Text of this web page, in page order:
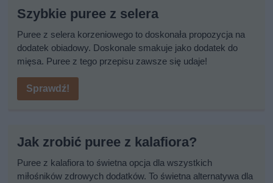
Szybkie puree z selera
Puree z selera korzeniowego to doskonała propozycja na
dodatek obiadowy. Doskonale smakuje jako dodatek do
mięsa. Puree z tego przepisu zawsze się udaje!
Sprawdź!
Jak zrobić puree z kalafiora?
Puree z kalafiora to świetna opcja dla wszystkich
miłośników zdrowych dodatków. To świetna alternatywa dla